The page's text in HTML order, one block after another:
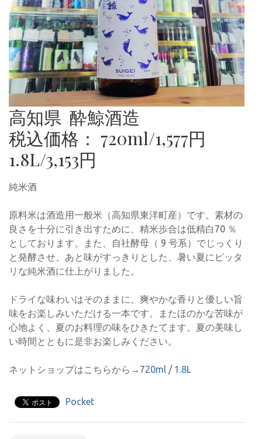
高知県 酔鯨酒造
税込価格： 720ml/1,577円
1.8L/3,153円
純米酒
原料米は酒造用一般米（高知県東洋町産）です。素材の
良さを十分に引き出すために、精米歩合は低精白70 ％
としております。また、自社酵母（ 9 号系）でじっくり
と発酵させ、あと味がすっきりとした、暑い夏にピッタ
リな純米酒に仕上がりました。
ドライな味わいはそのままに、爽やかな香りと優しい旨
味をお楽しみいただける一本です。またほのかな苦味が
心地よく、夏のお料理の味をひきたてます。夏の美味し
い時間とともに是非お楽しみください。
ネットショップはこちらから→ 720ml / 1.8L
Pocket